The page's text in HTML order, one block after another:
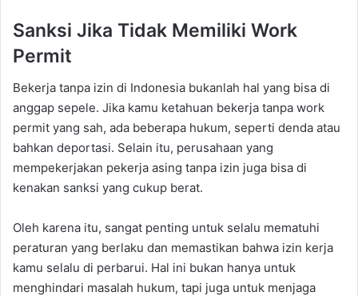
Sanksi Jika Tidak Memiliki Work
Permit
Bekerja tanpa izin di Indonesia bukanlah hal yang bisa di
anggap sepele. Jika kamu ketahuan bekerja tanpa work
permit yang sah, ada beberapa hukum, seperti denda atau
bahkan deportasi. Selain itu, perusahaan yang
mempekerjakan pekerja asing tanpa izin juga bisa di
kenakan sanksi yang cukup berat.
Oleh karena itu, sangat penting untuk selalu mematuhi
peraturan yang berlaku dan memastikan bahwa izin kerja
kamu selalu di perbarui. Hal ini bukan hanya untuk
menghindari masalah hukum, tapi juga untuk menjaga